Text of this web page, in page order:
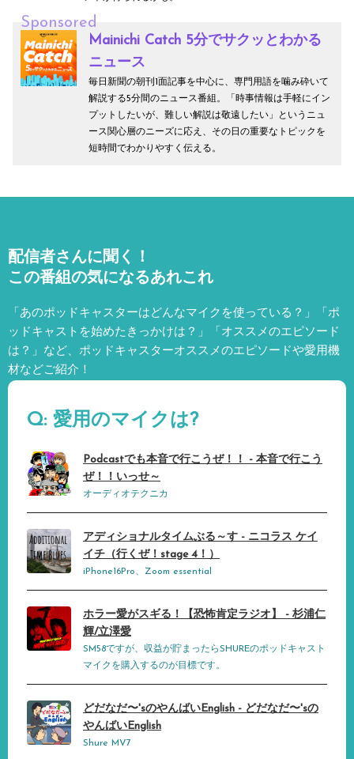
Sponsored
Mainichi Catch 5分でサクッとわかる
ニュース
毎日新聞の朝刊1面記事を中心に、専門用語を噛み砕いて
解説する5分間のニュース番組。「時事情報は手軽にイン
プットしたいが、難しい解説は敬遠したい」というニュ
ース関心層のニーズに応え、その日の重要なトピックを
短時間でわかりやすく伝える。
配信者さんに聞く！
この番組の気になるあれこれ
「あのポッドキャスターはどんなマイクを使っている？」「ポ
ッドキャストを始めたきっかけは？」「オススメのエピソード
は？」など、 ポッドキャスターオススメのエピソードや愛用機
材などご紹介！
Q: 愛用のマイクは?
Podcastでも本音で行こうぜ！！ - 本音で行こう
ぜ！！いっせ～
オーディオテクニカ
アディショナルタイムぶる～す - ニコラス ケイ
イチ（行くぜ！stage 4！）
iPhone16Pro、Zoom essential
ホラー愛がスギる！【恐怖肯定ラジオ】 - 杉浦仁
輝/立澤愛
SM58ですが、収益が貯まったらSHUREのポッドキャスト
マイクを購入するのが目標です。
どだなだ〜'sのやんばいEnglish - どだなだ〜'sの
やんばいEnglish
Shure MV7